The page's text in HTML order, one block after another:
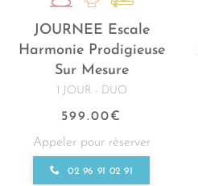
JOURNEE Escale
Harmonie Prodigieuse
Sur Mesure
1 JOUR - DUO
599.00€
Appeler pour réserver
02 96 91 02 91